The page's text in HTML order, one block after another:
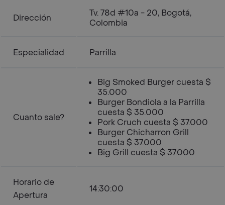
Dirección
Tv. 78d #10a - 20, Bogotá,
Colombia
Especialidad Parrilla
Cuanto sale?
Big Smoked Burger cuesta $
35.000
Burger Bondiola a la Parrilla
cuesta $ 35.000
Pork Cruch cuesta $ 37.000
Burger Chicharron Grill
cuesta $ 37.000
Big Grill cuesta $ 37.000
Horario de
Apertura
14:30:00